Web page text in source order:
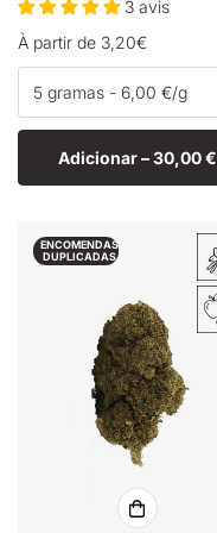
3 avis
Preço
normal
À partir de 3,20€
Adicionar –30,00 €
ENCOMENDAS
DUPLICADAS